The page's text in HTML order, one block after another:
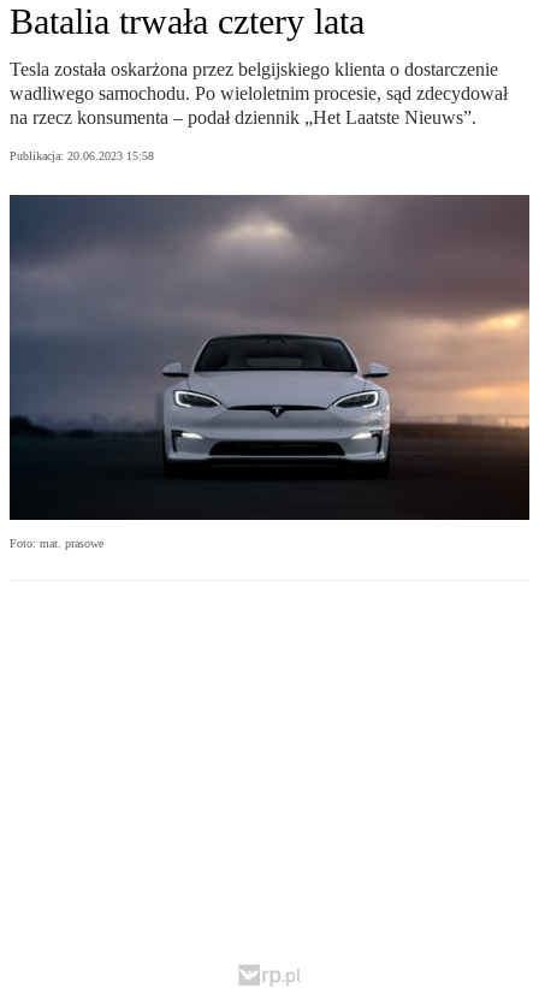
Batalia trwała cztery lata
Tesla została oskarżona przez belgijskiego klienta o dostarczenie
wadliwego samochodu. Po wieloletnim procesie, sąd zdecydował
na rzecz konsumenta – podał dziennik „Het Laatste Nieuws”.
Publikacja: 20.06.2023 15:58
Foto: mat. prasowe